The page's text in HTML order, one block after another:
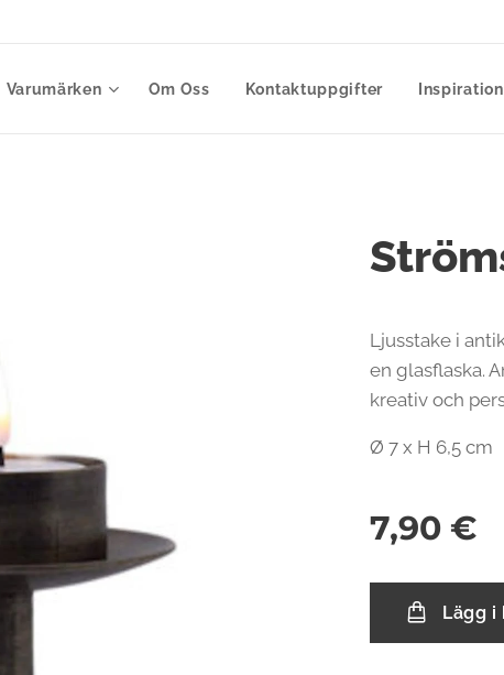
Varumärken Om Oss Kontaktuppgifter Inspiration
Ljusstake i
en glasflaska.
kreativ och
Ø 7 x H 6,5 cm
7,90 €
Lägg i